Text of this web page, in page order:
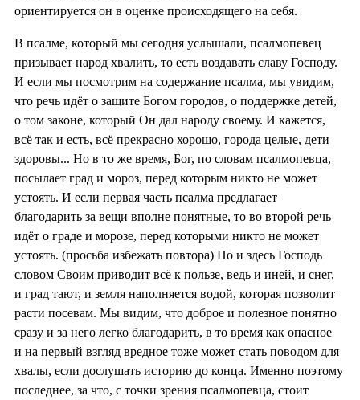
ориентируется он в оценке происходящего на себя.
В псалме, который мы сегодня услышали, псалмопевец
призывает народ хвалить, то есть воздавать славу Господу.
И если мы посмотрим на содержание псалма, мы увидим,
что речь идёт о защите Богом городов, о поддержке детей,
о том законе, который Он дал народу своему. И кажется,
всё так и есть, всё прекрасно хорошо, города целые, дети
здоровы... Но в то же время, Бог, по словам псалмопевца,
посылает град и мороз, перед которым никто не может
устоять. И если первая часть псалма предлагает
благодарить за вещи вполне понятные, то во второй речь
идёт о граде и морозе, перед которыми никто не может
устоять. (просьба избежать повтора) Но и здесь Господь
словом Своим приводит всё к пользе, ведь и иней, и снег,
и град тают, и земля наполняется водой, которая позволит
расти посевам. Мы видим, что доброе и полезное понятно
сразу и за него легко благодарить, в то время как опасное
и на первый взгляд вредное тоже может стать поводом для
хвалы, если дослушать историю до конца. Именно поэтому
последнее, за что, с точки зрения псалмопевца, стоит